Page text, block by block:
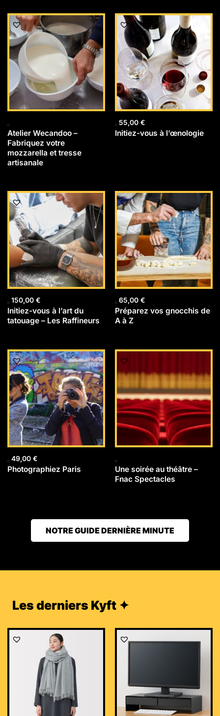
Atelier Wecandoo –
Fabriquez votre
mozzarella et tresse
artisanale
55,00 €
Initiez-vous à l’œnologie
150,00 €
Initiez-vous à l’art du
tatouage – Les Raffineurs
65,00 €
Préparez vos gnocchis de
A à Z
49,00 €
Photographiez Paris
Une soirée au théâtre –
Fnac Spectacles
NOTRE GUIDE DERNIÈRE MINUTE
Les derniers Kyft ✦